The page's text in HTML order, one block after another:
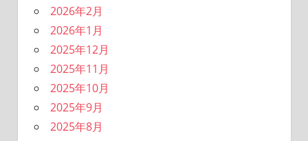
2026年2月
2026年1月
2025年12月
2025年11月
2025年10月
2025年9月
2025年8月